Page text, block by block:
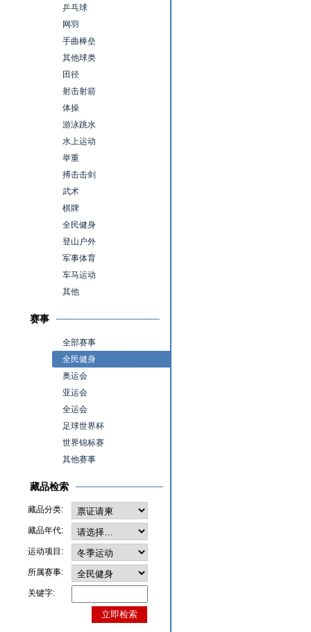
乒乓球
网羽
手曲棒垒
其他球类
田径
射击射箭
体操
游泳跳水
水上运动
举重
搏击击剑
武术
棋牌
全民健身
登山户外
军事体育
车马运动
其他
赛事
全部赛事
全民健身
奥运会
亚运会
全运会
足球世界杯
世界锦标赛
其他赛事
藏品检索
藏品分类:
藏品年代:
运动项目:
所属赛事:
关键字: